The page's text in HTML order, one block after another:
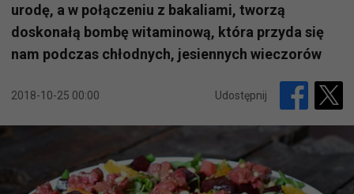
urodę, a w połączeniu z bakaliami, tworzą
doskonałą bombę witaminową, która przyda się
nam podczas chłodnych, jesiennych wieczorów
2018-10-25 00:00 Udostępnij